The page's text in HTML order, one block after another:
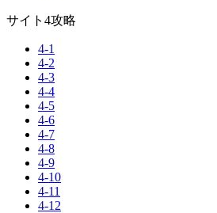
サイト4攻略
4-1
4-2
4-3
4-4
4-5
4-6
4-7
4-8
4-9
4-10
4-11
4-12